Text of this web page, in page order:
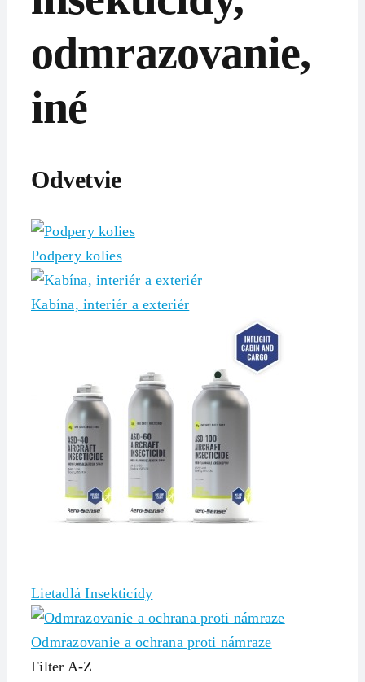
odmrazovanie,
iné
Odvetvie
Podpery kolies
Kabína, interiér a exteriér
Lietadlá Insekticídy
Odmrazovanie a ochrana proti námraze
Filter A-Z